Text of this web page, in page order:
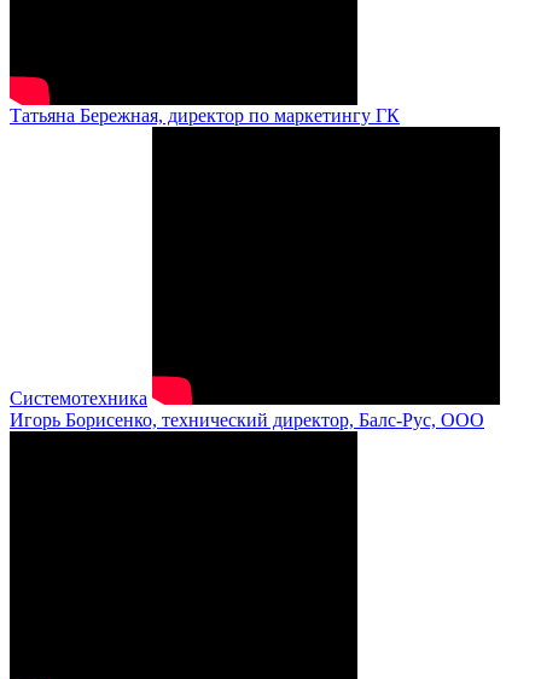
Татьяна Бережная, директор по маркетингу ГК
Системотехника
Игорь Борисенко, технический директор, Балс-Рус, ООО